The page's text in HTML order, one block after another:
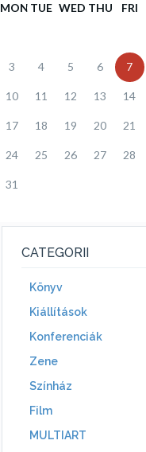
MON TUE WED THU FRI
3 4 5 6 7
10 11 12 13 14
17 18 19 20 21
24 25 26 27 28
31
CATEGORII
Könyv
Kiállítások
Konferenciák
Zene
Színház
Film
MULTIART